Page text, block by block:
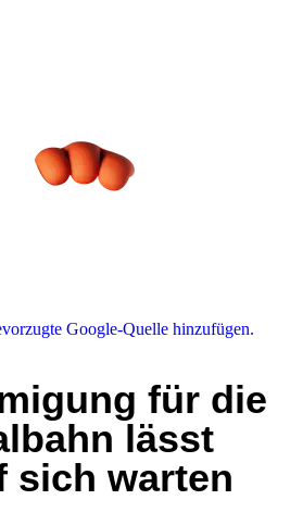
Google-Quelle hinzufügen.
für die
lässt
sich warten